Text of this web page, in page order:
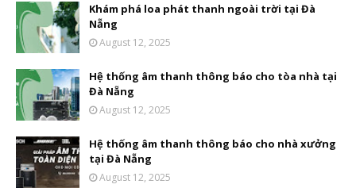
Khám phá loa phát thanh ngoài trời tại Đà
Nẵng
August 12, 2025
Hệ thống âm thanh thông báo cho tòa nhà tại
Đà Nẵng
August 12, 2025
Hệ thống âm thanh thông báo cho nhà xưởng
tại Đà Nẵng
August 12, 2025